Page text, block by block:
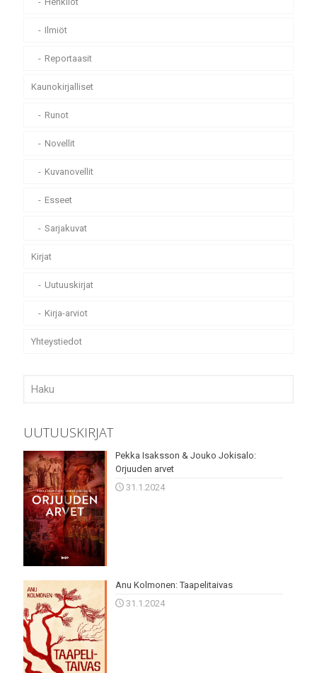
Ilmiöt
Reportaasit
Kaunokirjalliset
Runot
Novellit
Kuvanovellit
Esseet
Sarjakuvat
Kirjat
Uutuuskirjat
Kirja-arviot
Yhteystiedot
UUTUUSKIRJAT
Pekka Isaksson & Jouko Jokisalo:
Orjuuden arvet
31.1.2024
Anu Kolmonen: Taapelitaivas
31.1.2024